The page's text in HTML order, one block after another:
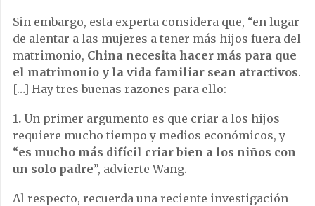
Sin embargo, esta experta considera que, “en lugar
de alentar a las mujeres a tener más hijos fuera del
matrimonio, China necesita hacer más para que
el matrimonio y la vida familiar sean atractivos.
[…] Hay tres buenas razones para ello:
1. Un primer argumento es que criar a los hijos
requiere mucho tiempo y medios económicos, y
“es mucho más difícil criar bien a los niños con
un solo padre”, advierte Wang.
Al respecto, recuerda una reciente investigación